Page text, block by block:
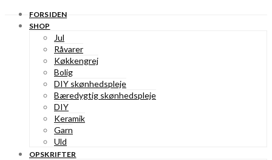
FORSIDEN
SHOP
Jul
Råvarer
Køkkengrej
Bolig
DIY skønhedspleje
Bæredygtig skønhedspleje
DIY
Keramik
Garn
Uld
OPSKRIFTER